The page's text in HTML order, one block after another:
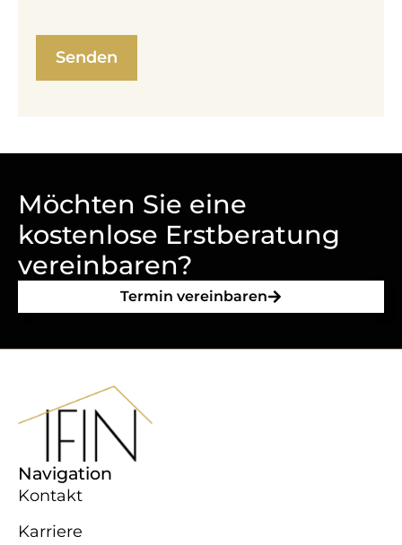
Möchten Sie eine
kostenlose Erstberatung
vereinbaren?
Termin vereinbaren
Navigation
Kontakt
Karriere